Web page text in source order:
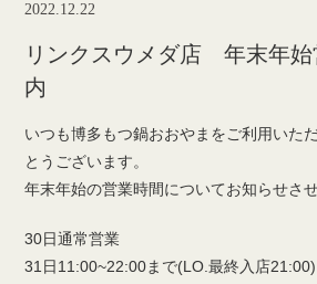
2022.12.22
リンクスウメダ店 年末年始
内
いつも博多もつ鍋おおやまをご利用いた
とうございます。
年末年始の営業時間についてお知らせさ
30日通常営業
31日11:00~22:00まで(LO.最終入店21:00)